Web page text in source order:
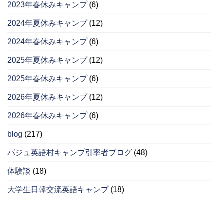
2023年春休みキャンプ(6)
2024年夏休みキャンプ(12)
2024年春休みキャンプ(6)
2025年夏休みキャンプ(12)
2025年春休みキャンプ(6)
2026年夏休みキャンプ(12)
2026年春休みキャンプ(6)
blog (217)
パジュ英語村キャンプ引率者ブログ (48)
体験談 (18)
大学生日韓交流英語キャンプ(18)